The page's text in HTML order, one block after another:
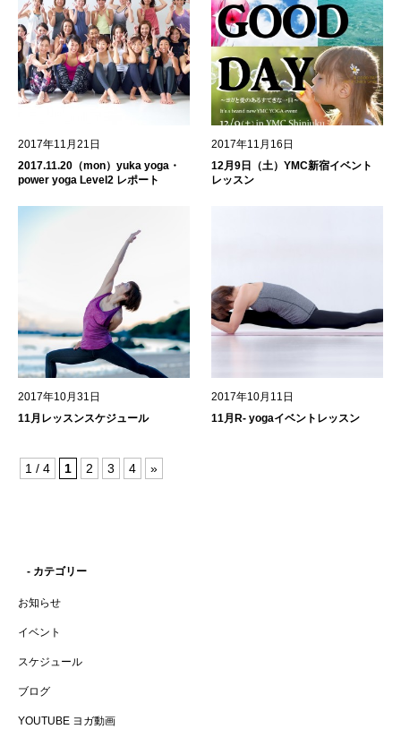
2017年11月21日
2017.11.20（mon）yuka yoga・
power yoga Level2 レポート
2017年11月16日
12月9日（土）YMC新宿イベント
レッスン
2017年10月31日
11月レッスンスケジュール
2017年10月11日
11月R- yogaイベントレッスン
1 / 4 1 2 3 4 »
- カテゴリー
お知らせ
イベント
スケジュール
ブログ
YOUTUBE ヨガ動画